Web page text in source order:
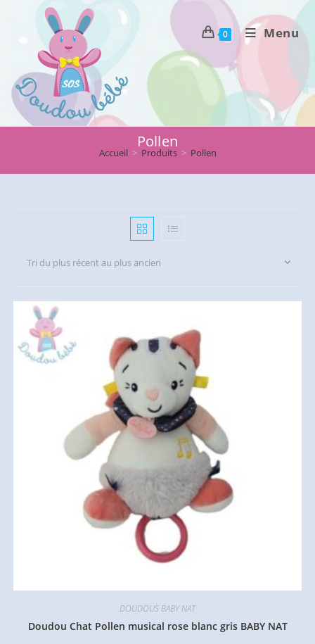
0 Menu
Pollen
Accueil > Produits > Pollen
Tri du plus récent au plus ancien
DOUDOUS BABY NAT
Doudou Chat Pollen musical rose blanc gris BABY NAT